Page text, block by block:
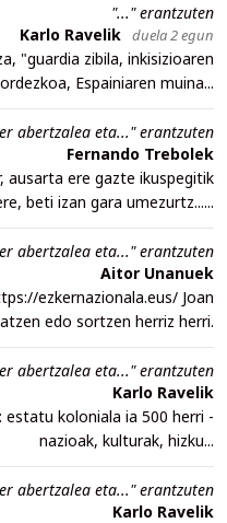
"..." erantzuten
Karlo Ravelik duela 2 egun
"guardia zibila, inkisizioaren
ordezkoa, Espainiaren muina...
abertzalea eta..." erantzuten
Fernando Trebolek
ausarta ere gazte ikuspegitik
beti izan gara umezurtz......
abertzalea eta..." erantzuten
Aitor Unanuek
ezkernazionala.eus/ Joan
edo sortzen herriz herri.
abertzalea eta..." erantzuten
Karlo Ravelik
estatu koloniala ia 500 herri -
nazioak, kulturak, hizku...
abertzalea eta..." erantzuten
Karlo Ravelik